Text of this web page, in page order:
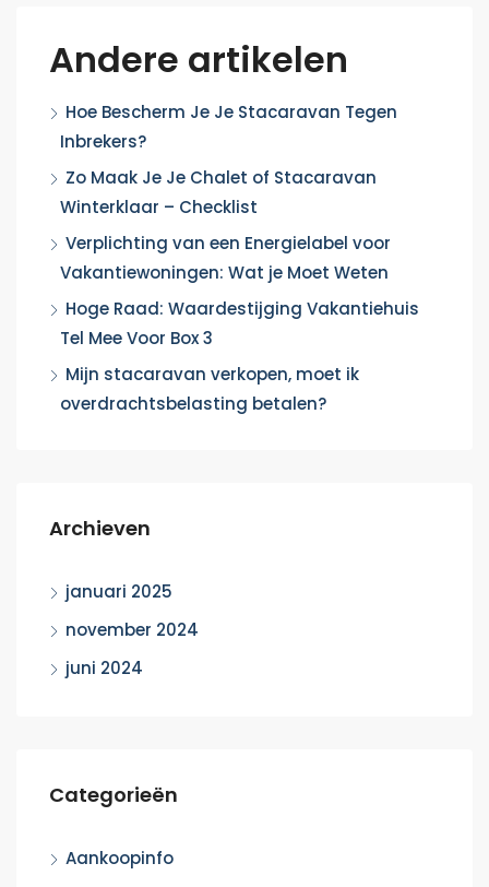
Andere artikelen
Hoe Bescherm Je Je Stacaravan Tegen
Inbrekers?
Zo Maak Je Je Chalet of Stacaravan
Winterklaar – Checklist
Verplichting van een Energielabel voor
Vakantiewoningen: Wat je Moet Weten
Hoge Raad: Waardestijging Vakantiehuis
Tel Mee Voor Box 3
Mijn stacaravan verkopen, moet ik
overdrachtsbelasting betalen?
Archieven
januari 2025
november 2024
juni 2024
Categorieën
Aankoopinfo